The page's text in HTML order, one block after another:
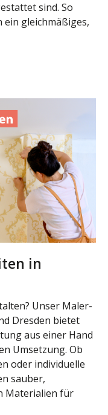
sind. So
ein gleichmäßiges,
in
Unser Maler-
Dresden bietet
aus einer Hand
Umsetzung. Ob
oder individuelle
sauber,
Materialien für